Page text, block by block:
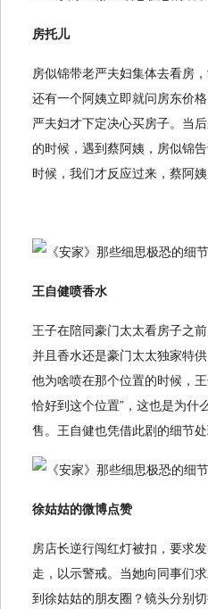
房托儿
房似锦带老严夫妇集体去看房
还有一个阿姨立即就问房东价
严夫妇才下定决心买房子。当
的时候，遇到蔡阿姨，房似锦
时候，我们才反应过来，蔡阿姨
王自健喷香水
王子在陪同豪门太太看房子之
并且香水还是豪门太太独家特
他为啥喷在那个位置的时候，
恰好到这个位置”，这也是为什
售。王自健也凭借此剧的细节处
徐姑姑的微博点赞
房店长逆行闯红灯被扣，要求
走，以示警戒。当她向同事们
到徐姑姑的朋友圈？镜头分别